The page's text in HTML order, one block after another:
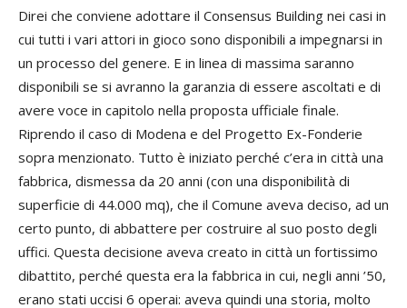
Direi che conviene adottare il Consensus Building nei casi in
cui tutti i vari attori in gioco sono disponibili a impegnarsi in
un processo del genere. E in linea di massima saranno
disponibili se si avranno la garanzia di essere ascoltati e di
avere voce in capitolo nella proposta ufficiale finale.
Riprendo il caso di Modena e del Progetto Ex-Fonderie
sopra menzionato. Tutto è iniziato perché c’era in città una
fabbrica, dismessa da 20 anni (con una disponibilità di
superficie di 44.000 mq), che il Comune aveva deciso, ad un
certo punto, di abbattere per costruire al suo posto degli
uffici. Questa decisione aveva creato in città un fortissimo
dibattito, perché questa era la fabbrica in cui, negli anni ’50,
erano stati uccisi 6 operai: aveva quindi una storia, molto